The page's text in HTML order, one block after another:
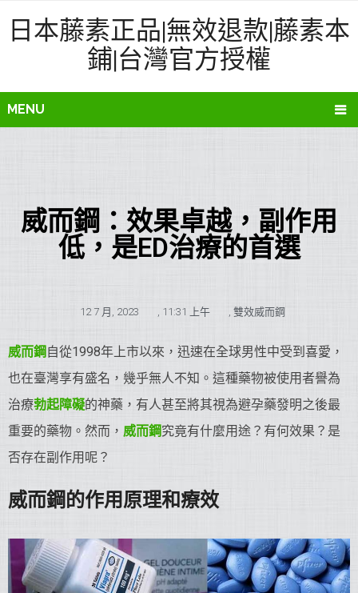
日本藤素正品|無效退款|藤素本
鋪|台灣官方授權
MENU
威而鋼：效果卓越，副作用
低，是ED治療的首選
12 7 月, 2023 , 11:31 上午 , 雙效威而鋼
威而鋼 自從1998年上市以來，迅速在全球男性中受到喜愛，
也在臺灣享有盛名，幾乎無人不知。這種藥物被使用者譽為
治療勃起障礙的神藥，有人甚至將其視為避孕藥發明之後最
重要的藥物。然而， 威而鋼究竟有什麼用途？有何效果？是
否存在副作用呢？
威而鋼的作用原理和療效